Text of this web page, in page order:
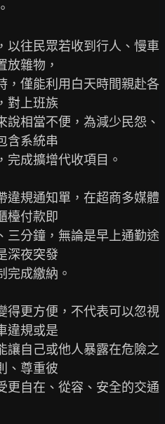
以往民眾若收到行人、慢車
放雜物，
，僅能利用白天時間親赴各
對上班族
說相當不便，為減少民怨、
含系統串
完成擴增代收項目。
違規通知單，在超商多媒體
檯付款即
三分鐘，無論是早上通勤途
深夜突發
完成繳納。
得更方便，不代表可以忽視
違規或是
讓自己或他人暴露在危險之
、尊重彼
更自在、從容、安全的交通